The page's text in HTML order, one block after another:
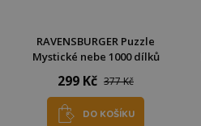
RAVENSBURGER Puzzle
Mystické nebe 1000 dílků
299 Kč 377 Kč
DO KOŠÍKU